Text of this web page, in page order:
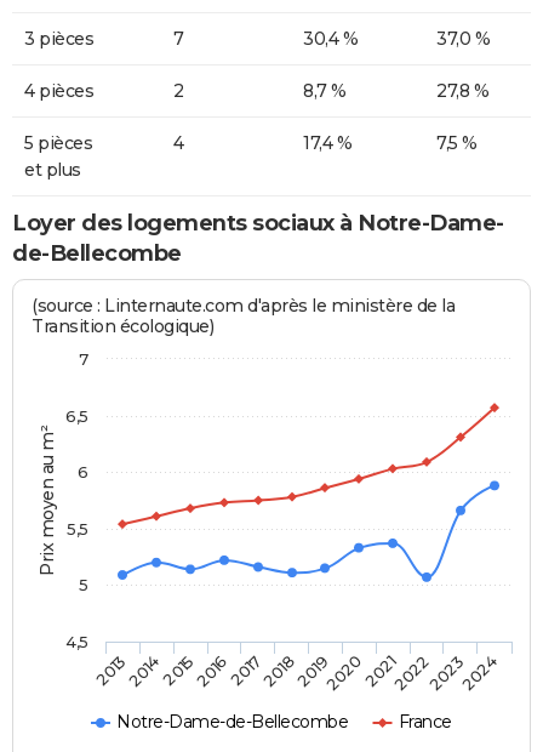
3 pièces 7 30,4 % 37,0 %
4 pièces 2 8,7 % 27,8 %
5 pièces
et plus
4 17,4 % 7,5 %
Loyer des logements sociaux à Notre-Dame-
de-Bellecombe
Prix moyen au m²
(source : Linternaute.com d'après le ministère de la
Transition écologique)
Notre-Dame-de-Bellecombe France
201320142015201620172018201920202021202220232024
4,5
5
5,5
6
6,5
7